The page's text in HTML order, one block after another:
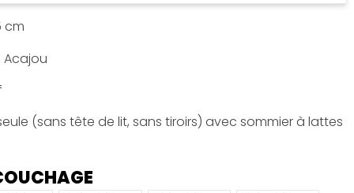
cm
Acajou
(sans tête de lit, sans tiroirs) avec sommier à lattes